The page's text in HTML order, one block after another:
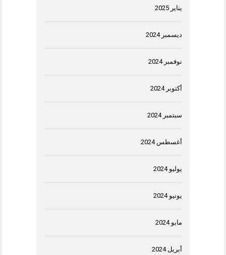
يناير 2025
ديسمبر 2024
نوفمبر 2024
أكتوبر 2024
سبتمبر 2024
أغسطس 2024
يوليو 2024
يونيو 2024
مايو 2024
أبريل 2024